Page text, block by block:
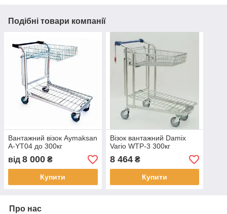
Подібні товари компанії
Вантажний візок Aymaksan
A-YT04 до 300кг
від 8 000 ₴
Купити
Візок вантажний Damix
Vario WTP-3 300кг
8 464₴
Купити
Про нас